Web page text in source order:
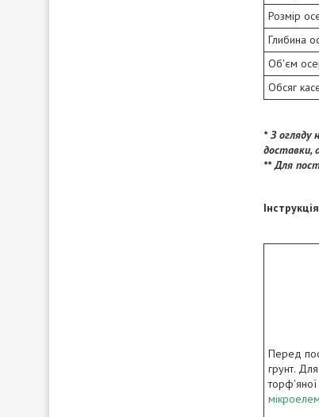
Розмір
Глибина
Об'єм
Обсяг
* З огляду
доставки,
** Для
Перед
грунт.
торф'яної